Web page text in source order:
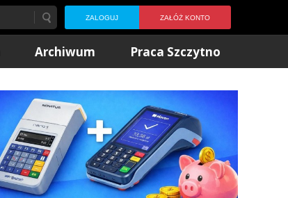
ZALOGUJ ZAŁÓŻ KONTO
Archiwum Praca Szczytno